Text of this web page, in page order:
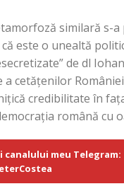
similară s-
este o unealtă
de dl
cetățenilor
credibilitate în
română cu
canalului meu Telegram: